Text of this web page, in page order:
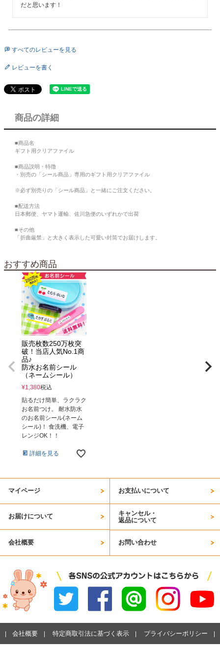
だと思います！
すべてのレビューを見る
レビューを書く
商品の詳細
■商品名
ギフト用クリアファイル
■商品説明・特徴
・別売の「シール商品」専用のギフト用クリアファイル
※必ず別売りの「シール商品」と一緒にご注文ください。
■配送方法
日本郵便、ヤマト運輸、佐川急便のいずれかで出荷
■その他
「折曲厳禁」と大きく表示した可愛い封筒でお届けします。
おすすめ商品
販売枚数250万枚突
破！当店人気No.1商
品♪
防水お名前シール
（ネームシール）
¥1,380税込
貼るだけ簡単、ラクラク
お名前つけ。 耐水防水
のお名前シール(ネーム
シール)！ 食洗機、電子
レンジOK！！
詳細を見る
マイページ お支払いについて
お届けについて
キャンセル・
返品について
会社概要 お問い合わせ
会社概要 特定商取引法に基づく表示 プライバシーポリシー